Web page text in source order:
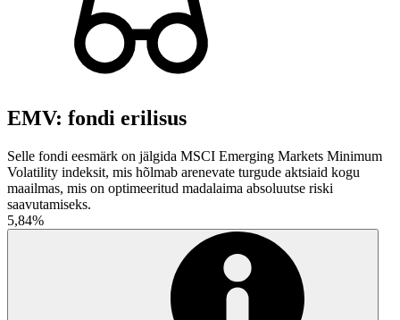
EMV: fondi erilisus
Selle fondi eesmärk on jälgida MSCI Emerging Markets Minimum
Volatility indeksit, mis hõlmab arenevate turgude aktsiaid kogu
maailmas, mis on optimeeritud madalaima absoluutse riski
saavutamiseks.
5,84%